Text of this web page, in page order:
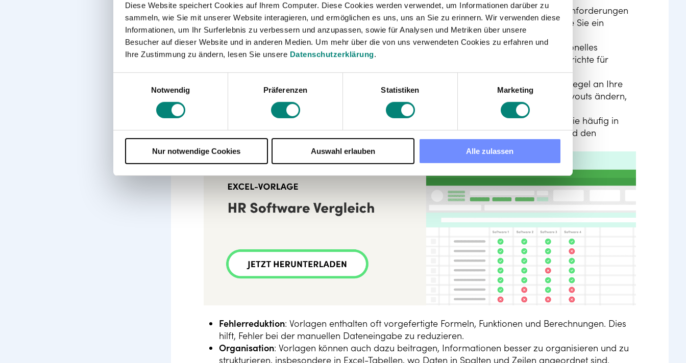
Diese Website speichert Cookies auf Ihrem Computer. Diese Cookies werden verwendet, um Informationen darüber zu
sammeln, wie Sie mit unserer Website interagieren, und ermöglichen es uns, uns an Sie zu erinnern. Wir verwenden diese
Informationen, um Ihr Surferlebnis zu verbessern und anzupassen, sowie für Analysen und Metriken über unsere
Besucher auf dieser Website und in anderen Medien. Um mehr über die von uns verwendeten Cookies zu erfahren und
Ihre Zustimmung zu ändern, lesen Sie unsere Datenschutzerklärung.
Notwendig
Präferenzen Statistiken Marketing
Nur notwendige Cookies Auswahl erlauben Alle zulassen
Effizienz: Excel- und Word-Vorlagen sind oft speziell auf bestimmte Aufgaben oder Anforderungen
zugeschnitten. Dies erhöht die Effizienz, da Sie nicht jedes Mal überlegen müssen, wie Sie ein
Dokument oder eine Tabelle erstellen sollen.
Professionelles Erscheinungsbild: Vorlagen sind oft so gestaltet, dass sie ein professionelles
Erscheinungsbild vermitteln. Dies ist besonders wichtig, wenn Sie Dokumente oder Berichte für
geschäftliche Zwecke erstellen.
Anpassungsfähigkeit
: Obwohl Vorlagen eine Grundstruktur bieten, können sie in der Regel an Ihre
speziellen Anforderungen angepasst werden. Sie können Farben, Schriftarten und Layouts ändern,
um sie Ihren Präferenzen anzupassen.
: Viele Menschen sind bereits mit Excel- und Word-Vorlagen vertraut, da sie häufig in
Unternehmen und Organisationen verwendet werden. Dies erleichtert die Nutzung und den
Austausch von Dokumenten.
Fehlerreduktion: Vorlagen enthalten oft vorgefertigte Formeln, Funktionen und Berechnungen. Dies
hilft, Fehler bei der manuellen Dateneingabe zu reduzieren.
Organisation: Vorlagen können auch dazu beitragen, Informationen besser zu organisieren und zu
strukturieren, insbesondere in Excel-Tabellen, wo Daten in Spalten und Zeilen angeordnet sind.